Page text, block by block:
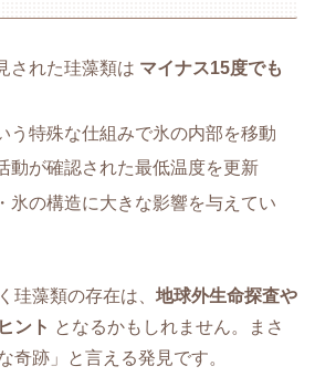
された珪藻類は マイナス15度でも
う特殊な仕組みで氷の内部を移動
動が確認された最低温度を更新
氷の構造に大きな影響を与えてい
珪藻類の存在は、 地球外生命探査や
ント となるかもしれません。まさ
奇跡」と言える発見です。